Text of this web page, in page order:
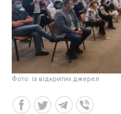
Фото: із відкритих джерел